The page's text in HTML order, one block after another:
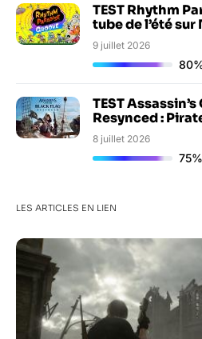
TEST Rhythm
tube de l’été
9 juillet 2026
TEST
Resynced :
8 juillet 2026
75%
LES ARTICLES EN LIEN